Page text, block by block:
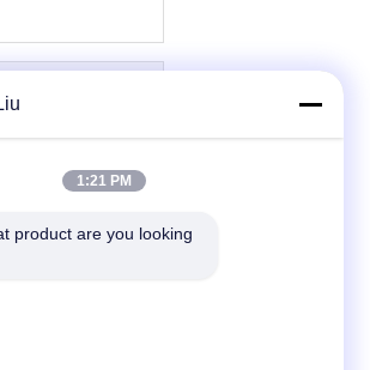
1:21 PM
product are you looking